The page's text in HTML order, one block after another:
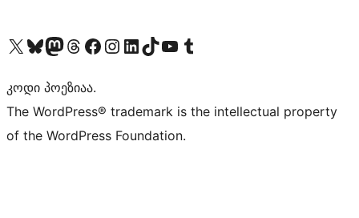
Visit our X (formerly Twitter) account
Visit our Bluesky account
Visit our Mastodon account
Visit our Threads account
Visit our Facebook page
Visit our Instagram account
Visit our LinkedIn account
Visit our TikTok account
Visit our YouTube channel
Visit our Tumblr account
კოდი პოეზიაა.
The WordPress® trademark is the intellectual property
of the WordPress Foundation.